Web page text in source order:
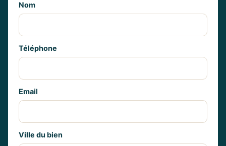
Nom
Téléphone
Email
Ville du bien